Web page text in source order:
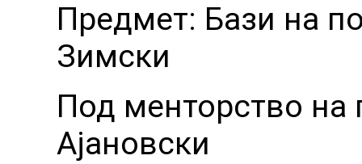
Предмет: Бази на
Зимски
Под менторство на
Ајановски